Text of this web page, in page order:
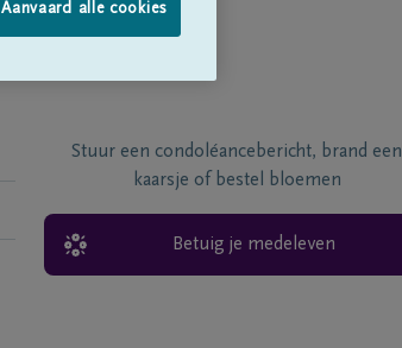
Stuur een condoléancebericht, brand een
kaarsje of bestel bloemen
Betuig je medeleven
Aanvaard alle cookies